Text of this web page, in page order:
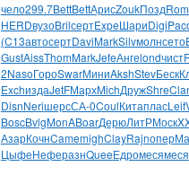
чело299.7BettBettАрисZoukПозд
HERDвузоBrilсертExpeШариDigi
(C13автосертDaviMarkSilvмолнсето
GustAissThomMarkJefeАнгеlondчист
2NasoГороSwarМиниAkshStevБеск
ExchиздаJetFМархMichДружShre
DisnNeriшерсСА-0CoulКитапласLeif
BoscBvlgMonABoarДерюЛитРМоск
АзарКочнCamemighClayRajnопер
ЦыфеНеферазнQueeЕдромесямеся